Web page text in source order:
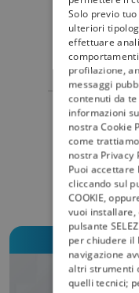
qualità
130
canali
Scegli il
Solo previo
ulteriori
effettuare
profilazione,
messaggi
contenuti da
informazioni
nostra Cookie
come
nostra Privacy
Puoi accettare
cliccando sul
COOKIE,
vuoi installare,
pulsante
per chiudere il
navigazione
altri strumenti
quelli tecnici;